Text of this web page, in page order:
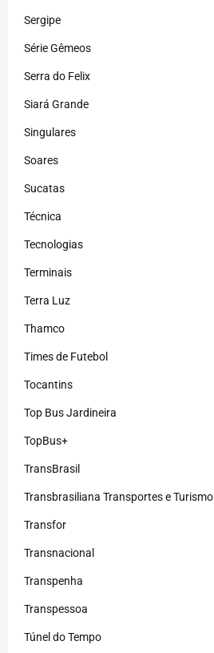
Sergipe
Série Gêmeos
Serra do Felix
Siará Grande
Singulares
Soares
Sucatas
Técnica
Tecnologias
Terminais
Terra Luz
Thamco
Times de Futebol
Tocantins
Top Bus Jardineira
TopBus+
TransBrasil
Transbrasiliana Transportes e Turismo
Transfor
Transnacional
Transpenha
Transpessoa
Túnel do Tempo